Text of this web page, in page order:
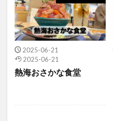
2025-06-21
2025-06-21
熱海おさかな食堂